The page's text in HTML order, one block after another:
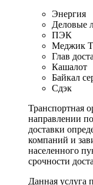
Энергия
Деловые
ПЭК
Меджик
Глав
Кашалот
Байкал
Сдэк
Транспортная
направлении
доставки
компаний и
населенного
срочности
Данная услуга